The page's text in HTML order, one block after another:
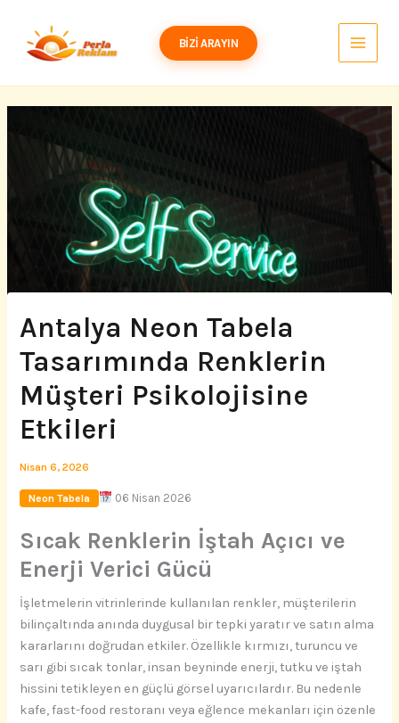
BIZI ARAYIN
Antalya Neon Tabela
Tasarımında Renklerin
Müşteri Psikolojisine
Etkileri
Nisan 6, 2026
Neon Tabela 06 Nisan 2026
Sıcak Renklerin İştah Açıcı ve
Enerji Verici Gücü
İşletmelerin vitrinlerinde kullanılan renkler, müşterilerin
bilinçaltında anında duygusal bir tepki yaratır ve satın alma
kararlarını doğrudan etkiler. Özellikle kırmızı, turuncu ve
sarı gibi sıcak tonlar, insan beyninde enerji, tutku ve iştah
hissini tetikleyen en güçlü görsel uyarıcılardır. Bu nedenle
kafe, fast-food restoranı veya eğlence mekanları için özenle